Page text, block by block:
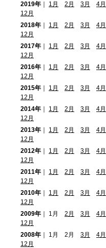
2019年
1月 2月 3月
4月
12月
2018年
1月 2月 3月
4月
12月
2017年
1月 2月 3月
4月
12月
2016年
1月 2月 3月
4月
12月
2015年
1月 2月 3月
4月
12月
2014年
1月 2月 3月
4月
12月
2013年
1月 2月 3月
4月
12月
2012年
1月 2月 3月
4月
12月
2011年
1月 2月 3月
4月
12月
2010年
1月 2月 3月
4月
12月
2009年 ｜ 1月 2月 3月
4月
12月
2008年 ｜ 1月 2月 3月
4月
12月